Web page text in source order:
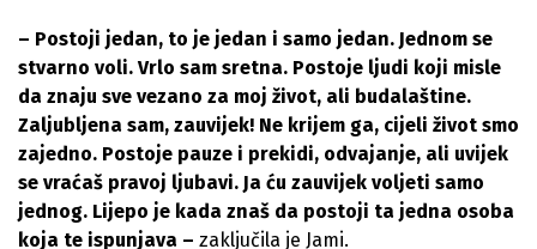
– Postoji jedan, to je jedan i samo jedan. Jednom se
stvarno voli. Vrlo sam sretna. Postoje ljudi koji misle
da znaju sve vezano za moj život, ali budalaštine.
Zaljubljena sam, zauvijek! Ne krijem ga, cijeli život smo
zajedno. Postoje pauze i prekidi, odvajanje, ali uvijek
se vraćaš pravoj ljubavi. Ja ću zauvijek voljeti samo
jednog. Lijepo je kada znaš da postoji ta jedna osoba
koja te ispunjava – zaključila je Jami.